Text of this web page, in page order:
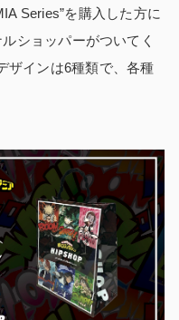
Series”を購入した方に
ショッパーがついてく
ザインは6種類で、各種